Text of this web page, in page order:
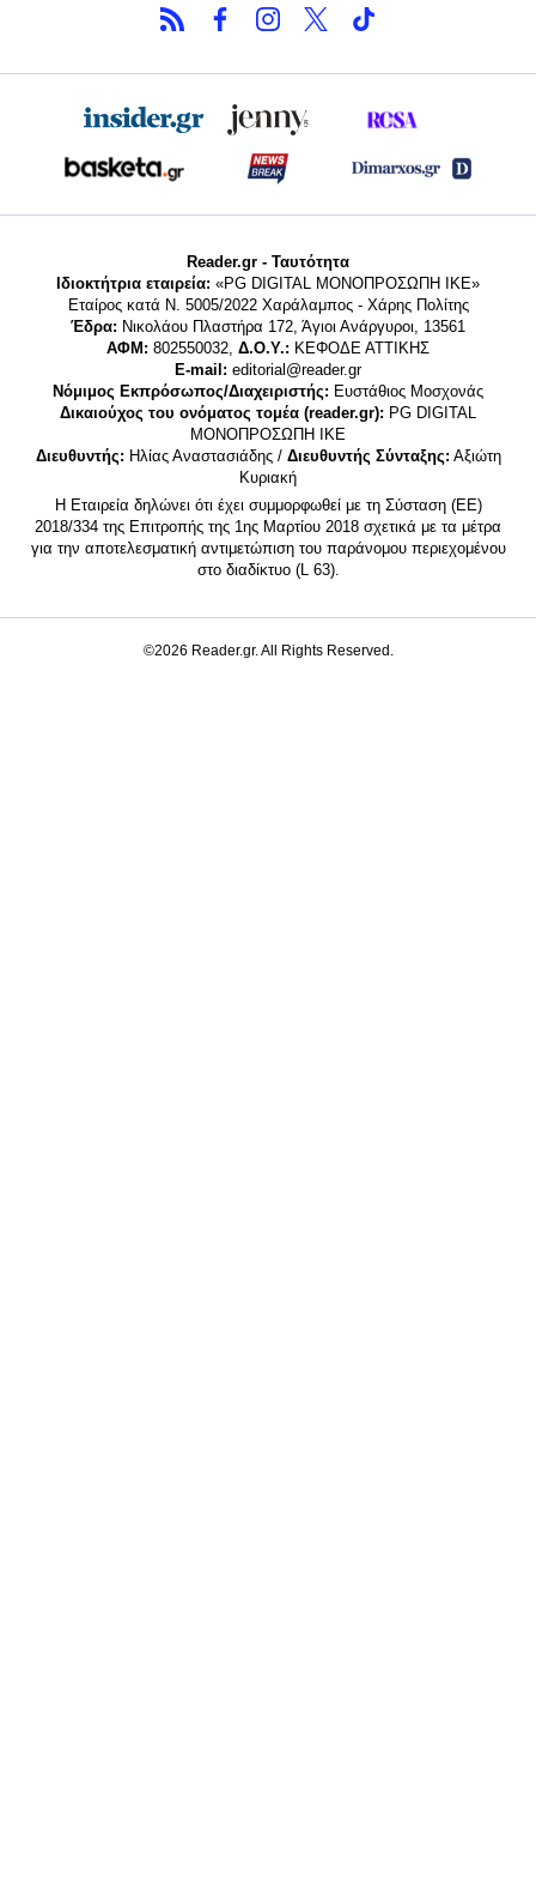
Reader.gr - Ταυτότητα
Ιδιοκτήτρια εταιρεία: «PG DIGITAL MONΟΠΡΟΣΩΠΗ ΙΚΕ»
Εταίρος κατά Ν. 5005/2022 Χαράλαμπος - Χάρης Πολίτης
Έδρα: Νικολάου Πλαστήρα 172, Άγιοι Ανάργυροι, 13561
ΑΦΜ: 802550032, Δ.Ο.Υ.: ΚΕΦΟΔΕ ΑΤΤΙΚΗΣ
E-mail: editorial@reader.gr
Νόμιμος Εκπρόσωπος/Διαχειριστής: Ευστάθιος Μοσχονάς
Δικαιούχος του ονόματος τομέα (reader.gr): PG DIGITAL
MONΟΠΡΟΣΩΠΗ ΙΚΕ
Διευθυντής: Ηλίας Αναστασιάδης / Διευθυντής Σύνταξης: Αξιώτη
Κυριακή
Η Εταιρεία δηλώνει ότι έχει συμμορφωθεί με τη Σύσταση (ΕΕ)
2018/334 της Επιτροπής της 1ης Μαρτίου 2018 σχετικά με τα μέτρα
για την αποτελεσματική αντιμετώπιση του παράνομου περιεχομένου
στο διαδίκτυο (L 63).
©2026 Reader.gr. All Rights Reserved.